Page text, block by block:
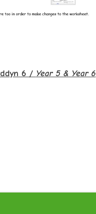
6 / Year 5 & Year 6